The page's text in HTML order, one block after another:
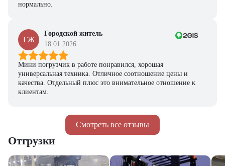
Смотреть все отзывы
нормально.
ГЖ
Городской житель
18.01.2026
Мини погрузчик в работе понравился, хорошая
универсальная техника. Отличное соотношение цены и
качества. Отдельный плюс это внимательное отношение к
клиентам.
Отгрузки